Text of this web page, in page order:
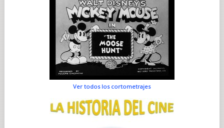
Ver todos los cortometrajes